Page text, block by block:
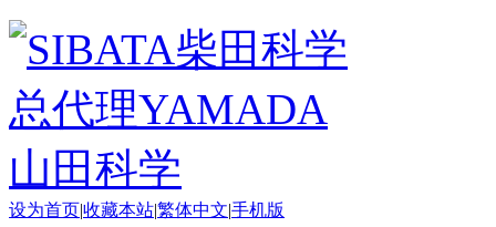
设为首页|收藏本站|繁体中文|手机版